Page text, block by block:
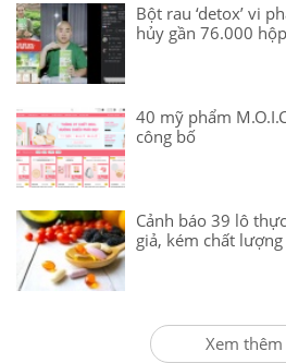
Bột rau ‘detox’ vi
hủy gần 76.000 hộp
40 mỹ phẩm
công bố
Cảnh báo 39 lô
giả, kém chất
Xem thêm